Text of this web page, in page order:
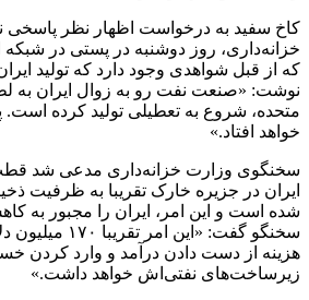
کاخ سفید به درخواست اظهار نظر پاسخی
خزانه‌داری، روز دوشنبه در پستی در
که از قبل شواهدی وجود دارد که تولید
نوشت: «صنعت نفت رو به زوال ایران به
متحده، شروع به تعطیلی تولید کرده است.
خواهد افتاد.»
سخنگوی وزارت خزانه‌داری مدعی شد
ایران در جزیره خارک تقریبا به ظرفیت
شده است و این امر، ایران را مجبور به
سخنگو گفت: «این
هزینه از دست دادن درآمد و وارد کردن
زیرساخت‌های نفتی‌اش خواهد داشت.»